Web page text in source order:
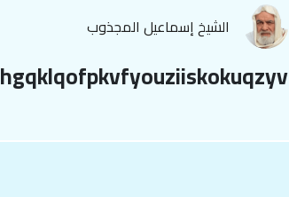
الشيخ إسماعيل المجذوب